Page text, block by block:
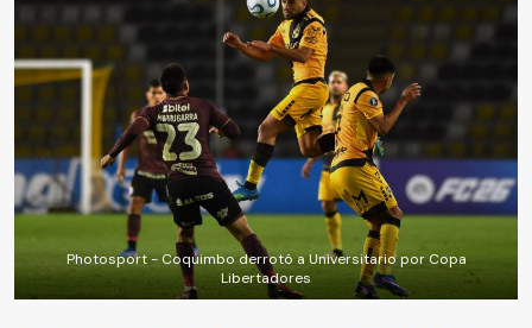
Photosport - Coquimbo derrotó a Universitario por Copa
Libertadores